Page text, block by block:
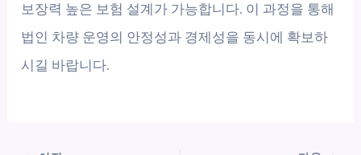
보장력 높은 보험 설계가 가능합니다. 이 과정을 통해
법인 차량 운영의 안정성과 경제성을 동시에 확보하
시길 바랍니다.